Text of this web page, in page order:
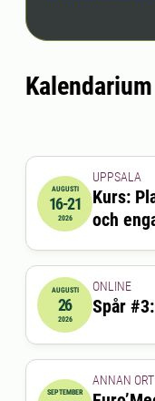
Kalendarium
2026-08-16
AUGUSTI
16-21
2026
UPPSALA
Kurs:
och
2026-08-26
AUGUSTI
26
2026
ONLINE
Spår
SEPTEMBER
ANNAN ORT